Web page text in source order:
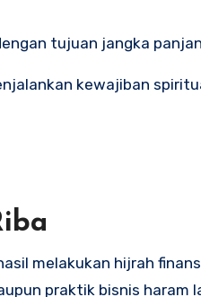
tujuan jangka
kewajiban
melakukan hijrah
praktik bisnis haram